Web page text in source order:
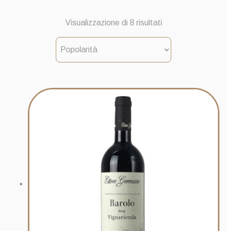
Visualizzazione di 8 risultatiPopolarità